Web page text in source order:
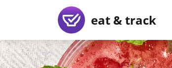
eat & track